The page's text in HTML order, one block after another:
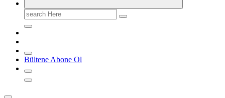
Search
for:
Bültene Abone Ol